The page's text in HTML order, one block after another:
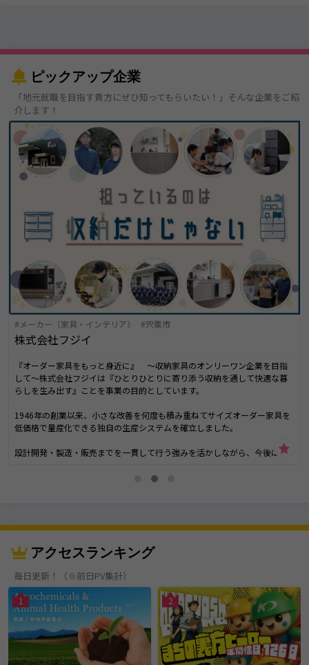
ピックアップ企業
「地元就職を目指す貴方にぜひ知ってもらいたい！」そんな企業をご紹
介します！
メーカー（家具・インテリア） 宍粟市
株式会社フジイ
『オーダー家具をもっと身近に』 ～収納家具のオンリーワン企業を目指
して～株式会社フジイは『ひとりひとりに寄り添う収納を通して快適な暮
らしを生み出す』ことを事業の目的としています。
1946年の創業以来、小さな改善を何度も積み重ねてサイズオーダー家具を
低価格で量産化できる独自の生産システムを確立しました。
設計開発・製造・販売までを一貫して行う強みを活かしながら、今後は
自社で企画開発から販売までを行っているからこそできる体験です。自社
サービスではひとりひとりのお話しをじっくりお伺いして最善の提案をす
技術が習得できる環境があります。
アクセスランキング
毎日更新！（※前日PV集計）
1 2